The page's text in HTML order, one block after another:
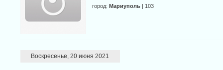
город: Мариуполь| 103
Воскресенье, 20 июня 2021